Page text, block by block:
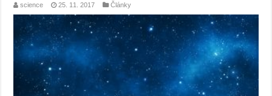
science 25. 11. 2017 Články